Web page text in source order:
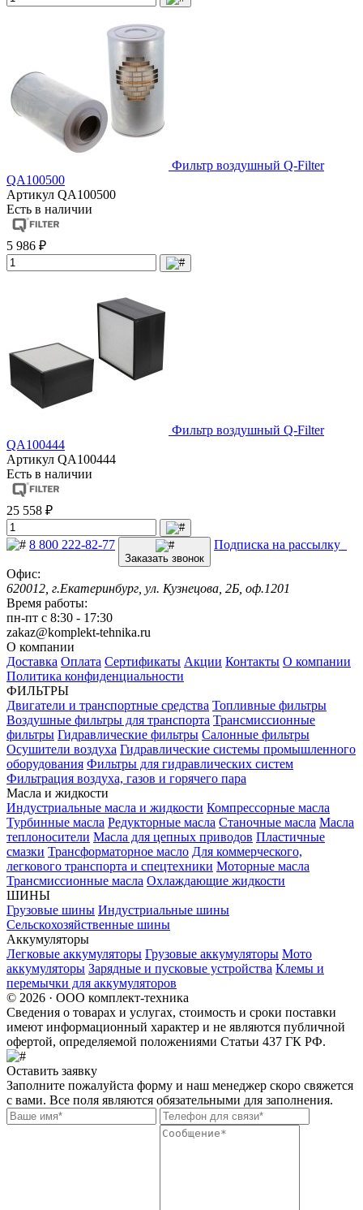
Фильтр воздушный Q-Filter
QA100500
Артикул QA100500
Есть в наличии
5 986 ₽
Фильтр воздушный Q-Filter
QA100444
Артикул QA100444
Есть в наличии
25 558 ₽
8 800 222-82-77
Заказать звонок
Подписка на рассылку
Офис:
620012, г.Екатеринбург, ул. Кузнецова, 2Б, оф.1201
Время работы:
пн-пт с 8:30 - 17:30
zakaz@komplekt-tehnika.ru
О компании
Доставка Оплата Сертификаты Акции Контакты О компании
Политика конфиденциальности
ФИЛЬТРЫ
Двигатели и транспортные средства Топливные фильтры
Воздушные фильтры для транспорта Трансмиссионные
фильтры Гидравлические фильтры Салонные фильтры
Осушители воздуха Гидравлические системы промышленного
оборудования Фильтры для гидравлических систем
Фильтрация воздуха, газов и горячего пара
Масла и жидкости
Индустриальные масла и жидкости Компрессорные масла
Турбинные масла Редукторные масла Станочные масла Масла
теплоносители Масла для цепных приводов Пластичные
смазки Трансформаторное масло Для коммерческого,
легкового транспорта и спецтехники Моторные масла
Трансмиссионные масла Охлаждающие жидкости
ШИНЫ
Грузовые шины Индустриальные шины
Сельскохозяйственные шины
Аккумуляторы
Легковые аккумуляторы Грузовые аккумуляторы Мото
аккумуляторы Зарядные и пусковые устройства Клемы и
перемычки для аккумуляторов
© 2026 · ООО комплект-техника
Сведения о товарах и услугах, стоимость и сроки поставки
имеют информационный характер и не являются публичной
офертой, определяемой положениями Статьи 437 ГК РФ.
Оставить заявку
Заполните пожалуйста форму и наш менеджер скоро свяжется
с вами. Все поля являются обязательными для заполнения.